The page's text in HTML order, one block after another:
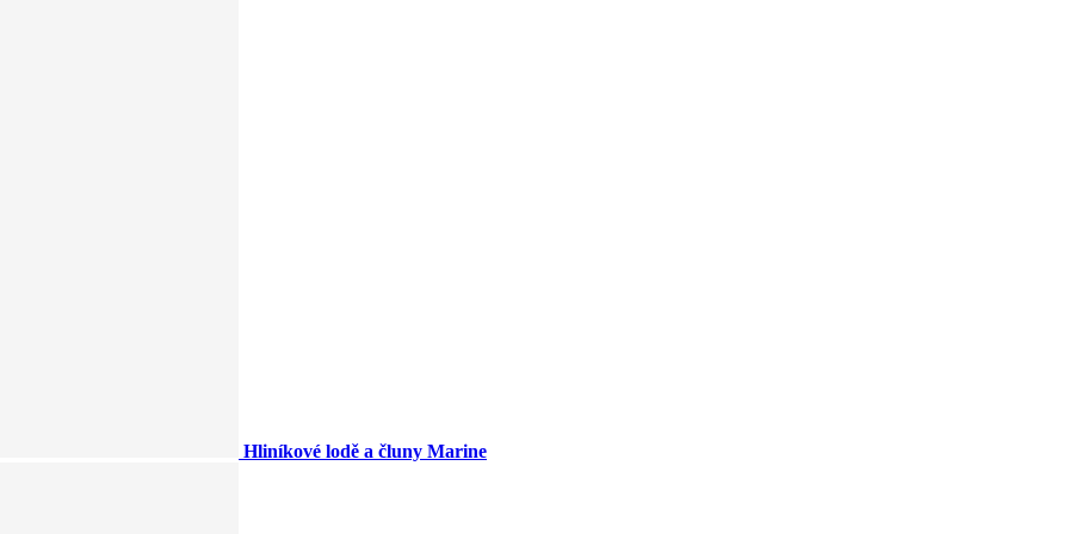
Hliníkové lodě a čluny Marine